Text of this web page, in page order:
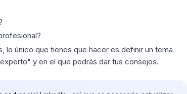
lo único que tienes que hacer es definir un tema
y en el que podrás dar tus consejos.